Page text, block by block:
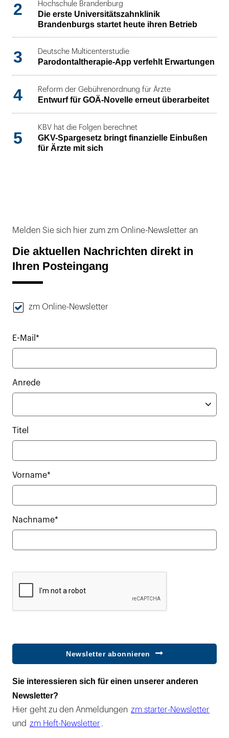
2 Hochschule Brandenburg
Die erste Universitätszahnklinik
Brandenburgs startet heute ihren Betrieb
3 Deutsche Multicenterstudie
Parodontaltherapie-App verfehlt Erwartungen
4 Reform der Gebührenordnung für Ärzte
Entwurf für GOÄ-Novelle erneut überarbeitet
5
KBV hat die Folgen berechnet
GKV-Spargesetz bringt finanzielle Einbußen
für Ärzte mit sich
Melden Sie sich hier zum zm Online-Newsletter an
Die aktuellen Nachrichten direkt in
Ihren Posteingang
zm Online-Newsletter
E-Mail*
Anrede
Titel
Vorname*
Nachname*
Newsletter abonnieren
Sie interessieren sich für einen unserer anderen
Newsletter?
Hier geht zu den Anmeldungen zm starter-Newsletter
und zm Heft-Newsletter .